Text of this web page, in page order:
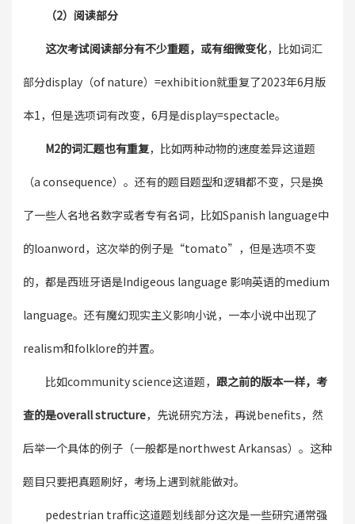
（2）阅读部分
这次考试阅读部分有不少重题，或有细微变化，比如词汇
部分display（of nature）=exhibition就重复了2023年6月版
本1，但是选项词有改变，6月是display=spectacle。
M2的词汇题也有重复，比如两种动物的速度差异这道题
（a consequence）。还有的题目题型和逻辑都不变，只是换
了一些人名地名数字或者专有名词，比如Spanish language中
的loanword，这次举的例子是“tomato”，但是选项不变
的，都是西班牙语是Indigeous language 影响英语的medium
language。还有魔幻现实主义影响小说，一本小说中出现了
realism和folklore的并置。
比如community science这道题， 跟之前的版本一样，考
查的是overall structure，先说研究方法，再说benefits，然
后举一个具体的例子（一般都是northwest Arkansas）。这种
题目只要把真题刷好，考场上遇到就能做对。
pedestrian traffic这道题划线部分这次是一些研究通常强